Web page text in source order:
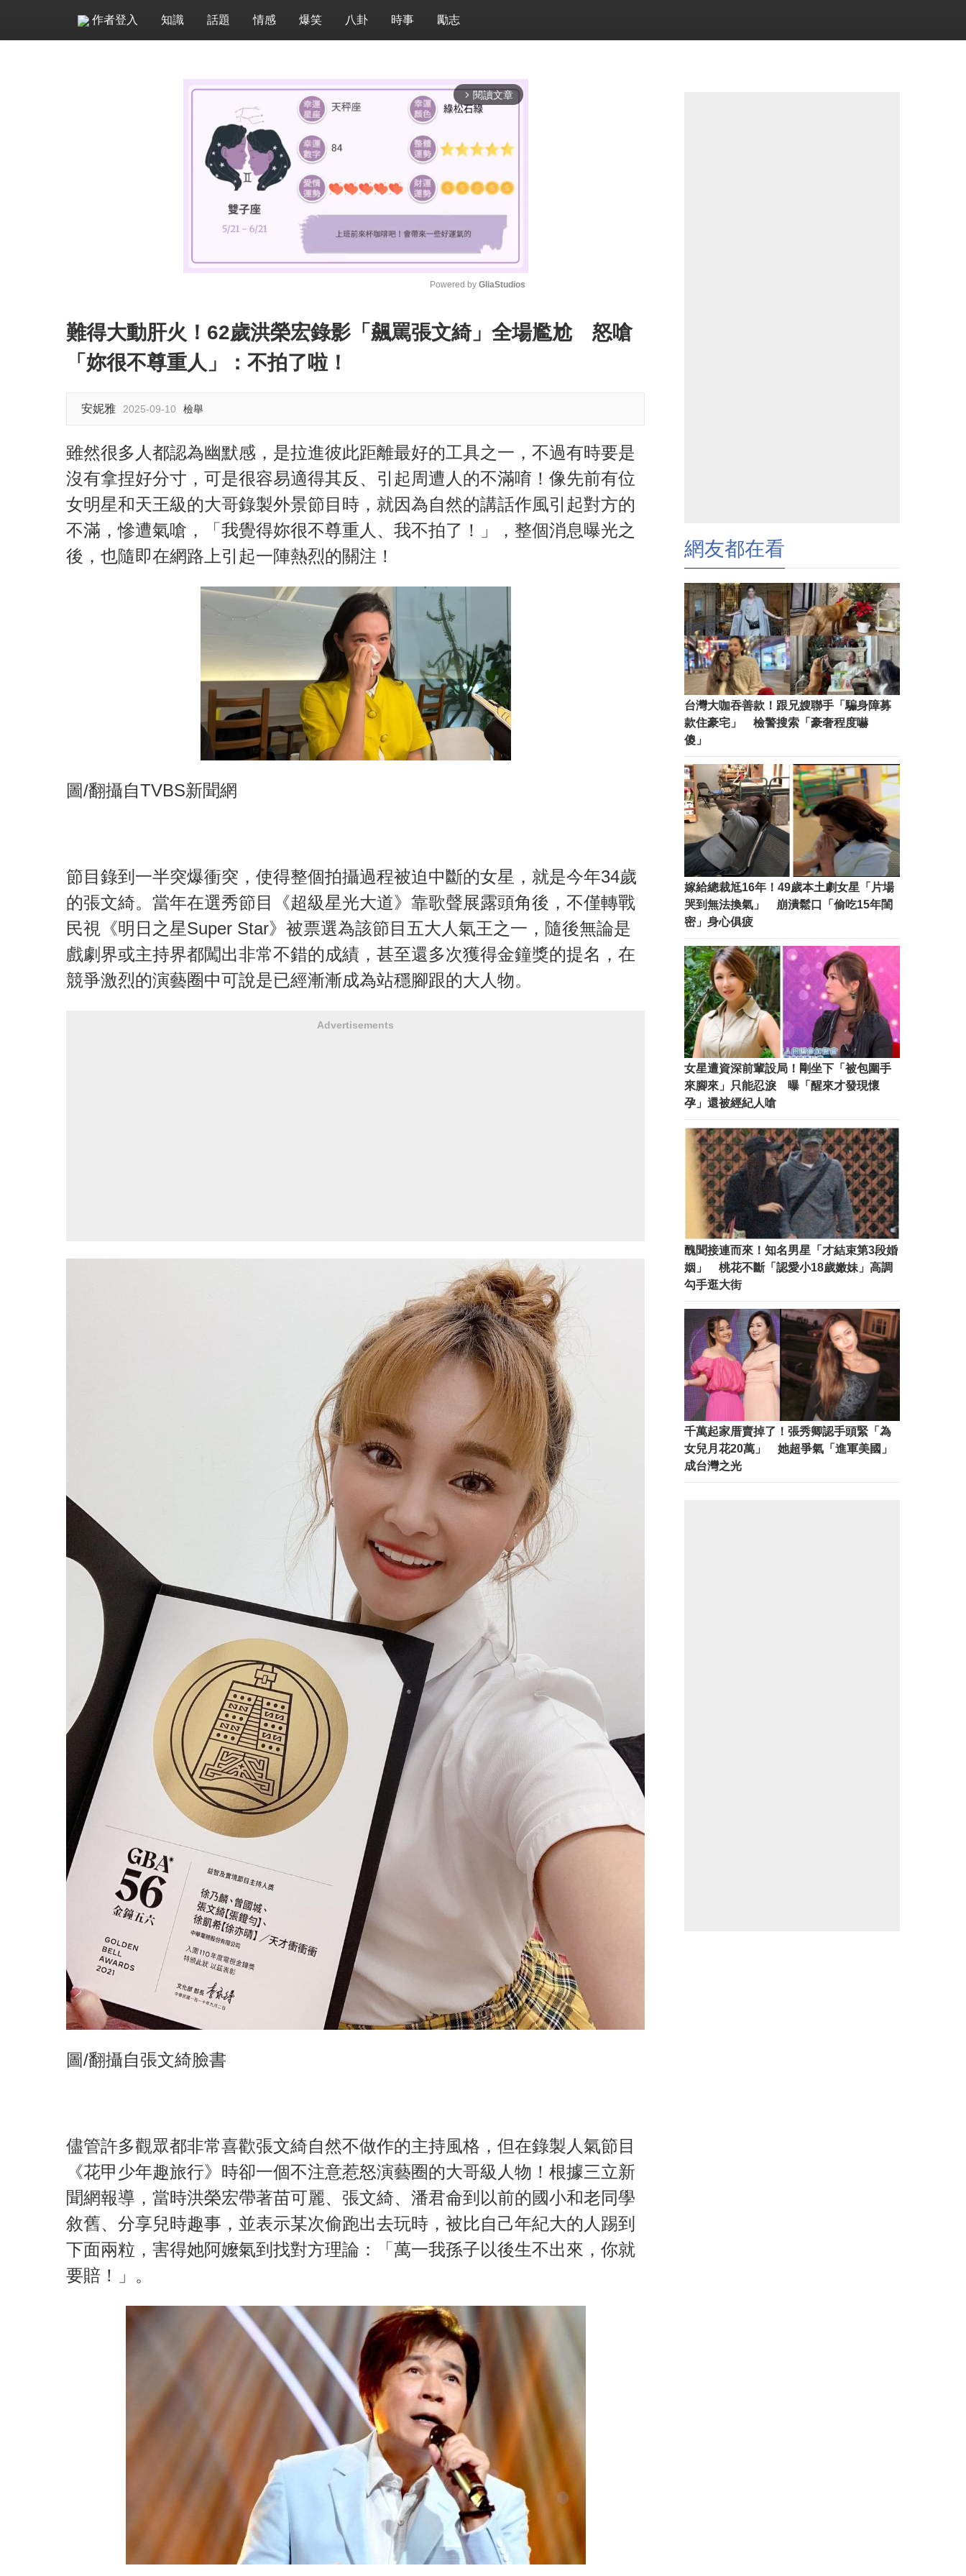
作者登入 知識 話題 情感 爆笑 八卦 時事 勵志
arrow_forward_ios 閱讀文章
M
u
Powered by GliaStudios
難得大動肝火！62歲洪榮宏錄影「飆罵張文綺」全場尷尬 怒嗆
「妳很不尊重人」：不拍了啦！
安妮雅 2025-09-10 檢舉
雖然很多人都認為幽默感，是拉進彼此距離最好的工具之一，不過有時要是
沒有拿捏好分寸，可是很容易適得其反、引起周遭人的不滿唷！像先前有位
女明星和天王級的大哥錄製外景節目時，就因為自然的講話作風引起對方的
不滿，慘遭氣嗆，「我覺得妳很不尊重人、我不拍了！」，整個消息曝光之
後，也隨即在網路上引起一陣熱烈的關注！
圖/翻攝自TVBS新聞網
節目錄到一半突爆衝突，使得整個拍攝過程被迫中斷的女星，就是今年34歲
的張文綺。當年在選秀節目《超級星光大道》靠歌聲展露頭角後，不僅轉戰
民視《明日之星Super Star》被票選為該節目五大人氣王之一，隨後無論是
戲劇界或主持界都闖出非常不錯的成績，甚至還多次獲得金鐘獎的提名，在
競爭激烈的演藝圈中可說是已經漸漸成為站穩腳跟的大人物。
Advertisements
圖/翻攝自張文綺臉書
儘管許多觀眾都非常喜歡張文綺自然不做作的主持風格，但在錄製人氣節目
《花甲少年趣旅行》時卻一個不注意惹怒演藝圈的大哥級人物！根據三立新
聞網報導，當時洪榮宏帶著苗可麗、張文綺、潘君侖到以前的國小和老同學
敘舊、分享兒時趣事，並表示某次偷跑出去玩時，被比自己年紀大的人踢到
下面兩粒，害得她阿嬤氣到找對方理論：「萬一我孫子以後生不出來，你就
要賠！」。
網友都在看
台灣大咖吞善款！跟兄嫂聯手「騙身障募
款住豪宅」 檢警搜索「豪奢程度嚇
傻」
嫁給總裁尪16年！49歲本土劇女星「片場
哭到無法換氣」 崩潰鬆口「偷吃15年閨
密」身心俱疲
女星遭資深前輩設局！剛坐下「被包圍手
來腳來」只能忍淚 曝「醒來才發現懷
孕」還被經紀人嗆
醜聞接連而來！知名男星「才結束第3段婚
姻」 桃花不斷「認愛小18歲嫩妹」高調
勾手逛大街
千萬起家厝賣掉了！張秀卿認手頭緊「為
女兒月花20萬」 她超爭氣「進軍美國」
成台灣之光